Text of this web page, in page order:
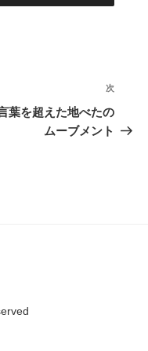
次
の
投
次
葉を超えた地べたの
ムーブメント